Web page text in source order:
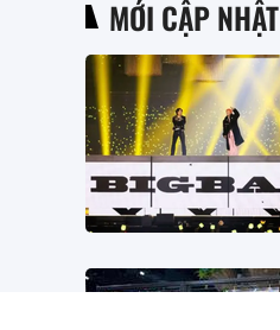
MỚI CẬP NHẬT